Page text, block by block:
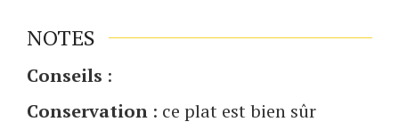
NOTES
Conseils :
Conservation : ce plat est bien sûr